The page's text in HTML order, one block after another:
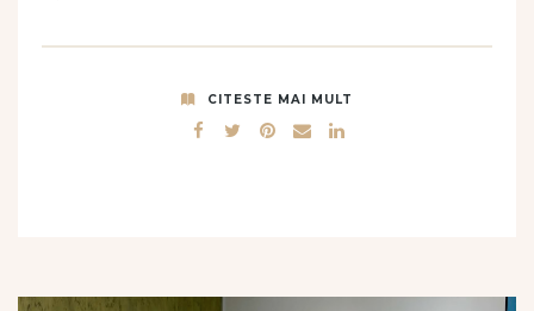
CITESTE MAI MULT